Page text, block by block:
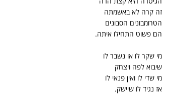
זה קרה לא באשמתה
הטרומבונים הסבונים
הם פשוט התחילו איתה.
מי שקר לו או נשבר לו
שיבוא לפה ויצחק
מי שדי לו ואין פנאי לו
אז נגיד לו שיישק.